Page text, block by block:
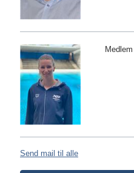
Medlem
Send mail til alle